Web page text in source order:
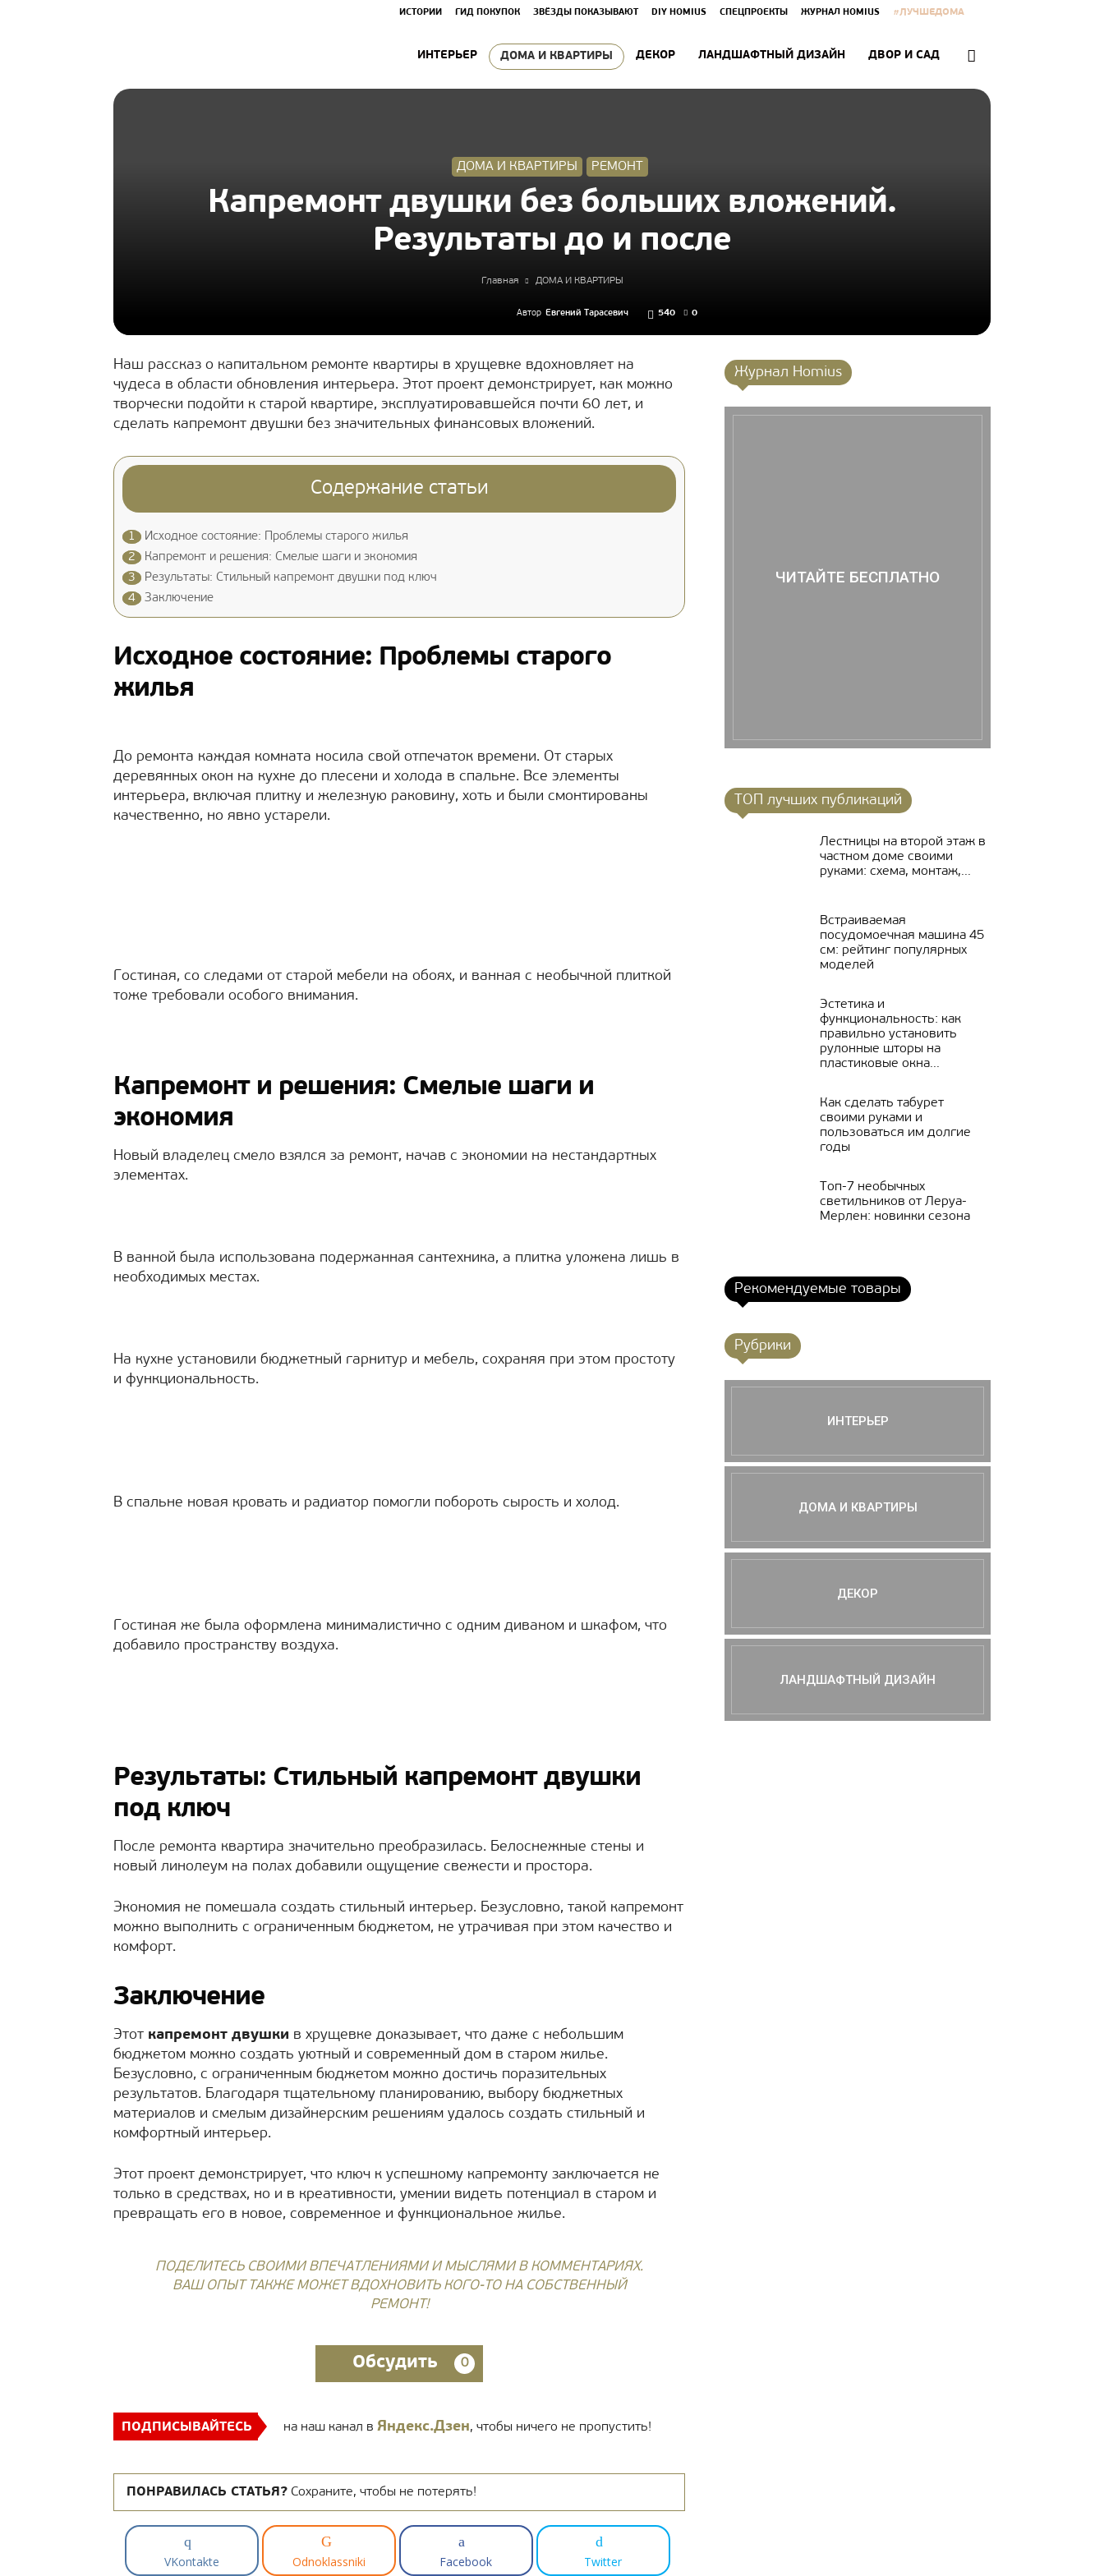
ИСТОРИИ ГИД ПОКУПОК ЗВЁЗДЫ ПОКАЗЫВАЮТ DIY HOMIUS СПЕЦПРОЕКТЫ ЖУРНАЛ HOMIUS #ЛУЧШЕДОМА
ИНТЕРЬЕР ДОМА И КВАРТИРЫ ДЕКОР ЛАНДШАФТНЫЙ ДИЗАЙН ДВОР И САД
ДОМА И КВАРТИРЫ РЕМОНТ
Капремонт двушки без больших вложений.
Результаты до и после
Главная ДОМА И КВАРТИРЫ
Автор Евгений Тарасевич 540 0
Наш рассказ о капитальном ремонте квартиры в хрущевке вдохновляет на
чудеса в области обновления интерьера. Этот проект демонстрирует, как можно
творчески подойти к старой квартире, эксплуатировавшейся почти 60 лет, и
сделать капремонт двушки без значительных финансовых вложений.
Содержание статьи
1
Исходное состояние: Проблемы старого жилья
2
Капремонт и решения: Смелые шаги и экономия
3
Результаты: Стильный капремонт двушки под ключ
4
Заключение
Исходное состояние: Проблемы старого
жилья
До ремонта каждая комната носила свой отпечаток времени. От старых
деревянных окон на кухне до плесени и холода в спальне. Все элементы
интерьера, включая плитку и железную раковину, хоть и были смонтированы
качественно, но явно устарели.
Гостиная, со следами от старой мебели на обоях, и ванная с необычной плиткой
тоже требовали особого внимания.
Капремонт и решения: Смелые шаги и
экономия
Новый владелец смело взялся за ремонт, начав с экономии на нестандартных
элементах.
В ванной была использована подержанная сантехника, а плитка уложена лишь в
необходимых местах.
На кухне установили бюджетный гарнитур и мебель, сохраняя при этом простоту
и функциональность.
В спальне новая кровать и радиатор помогли побороть сырость и холод.
Гостиная же была оформлена минималистично с одним диваном и шкафом, что
добавило пространству воздуха.
Результаты: Стильный капремонт двушки
под ключ
После ремонта квартира значительно преобразилась. Белоснежные стены и
новый линолеум на полах добавили ощущение свежести и простора.
Экономия не помешала создать стильный интерьер. Безусловно, такой капремонт
можно выполнить с ограниченным бюджетом, не утрачивая при этом качество и
комфорт.
Заключение
Этот капремонт двушки в хрущевке доказывает, что даже с небольшим
бюджетом можно создать уютный и современный дом в старом жилье.
Безусловно, с ограниченным бюджетом можно достичь поразительных
результатов. Благодаря тщательному планированию, выбору бюджетных
материалов и смелым дизайнерским решениям удалось создать стильный и
комфортный интерьер.
Этот проект демонстрирует, что ключ к успешному капремонту заключается не
только в средствах, но и в креативности, умении видеть потенциал в старом и
превращать его в новое, современное и функциональное жилье.
ПОДЕЛИТЕСЬ СВОИМИ ВПЕЧАТЛЕНИЯМИ И МЫСЛЯМИ В КОММЕНТАРИЯХ.
ВАШ ОПЫТ ТАКЖЕ МОЖЕТ ВДОХНОВИТЬ КОГО-ТО НА СОБСТВЕННЫЙ
РЕМОНТ!
Обсудить 0
ПОДПИСЫВАЙТЕСЬ на наш канал в Яндекс.Дзен, чтобы ничего не пропустить!
ПОНРАВИЛАСЬ СТАТЬЯ? Сохраните, чтобы не потерять!
VKontakte Odnoklassniki Facebook Twitter
Журнал Homius
ЧИТАЙТЕ БЕСПЛАТНО
ТОП лучших публикаций
Лестницы на второй этаж в
частном доме своими
руками: схема, монтаж,...
Встраиваемая
посудомоечная машина 45
см: рейтинг популярных
моделей
Эстетика и
функциональность: как
правильно установить
рулонные шторы на
пластиковые окна...
Как сделать табурет
своими руками и
пользоваться им долгие
годы
Топ-7 необычных
светильников от Леруа-
Мерлен: новинки сезона
Рекомендуемые товары
Рубрики
ИНТЕРЬЕР
ДОМА И КВАРТИРЫ
ДЕКОР
ЛАНДШАФТНЫЙ ДИЗАЙН